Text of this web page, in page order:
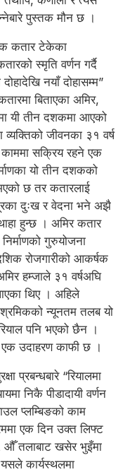
पुस्तक मौन छ ।
कतार टेकेका
स्मृति वर्णन गर्दै
नयाँ दोहासम्म”
बिताएका अमिर,
यी तीन दशकमा आएको
जीवनका ३१ वर्ष
सक्रिय रहने एक
यो तीन दशकको
छ तर कतारलाई
दुःख र वेदना भने अझै
हुन्छ । अमिर कतार
गुरुयोजना
रोजगारीको आकर्षक
हम्जाले ३१ वर्षअघि
थिए । अहिले
न्यूनतम तलब यो
पनि भएको छैन ।
उदाहरण काफी छ ।
प्रबन्धबारे “रियालमा
निकै पीडादायी वर्णन
प्लम्बिङको काम
एक दिन उक्त लिफ्ट
तलाबाट खसेर भुइँमा
यसले कार्यस्थलमा